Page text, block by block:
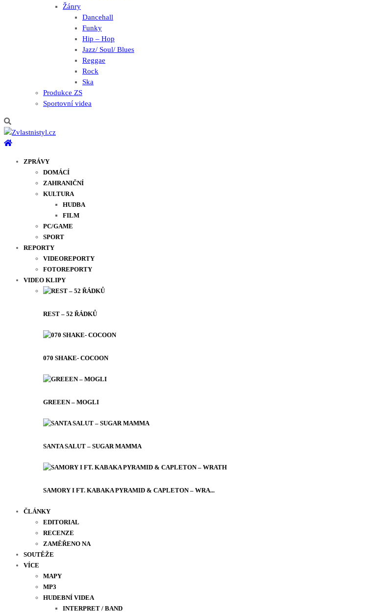
Žánry
Dancehall
Funky
Hip – Hop
Jazz/ Soul/ Blues
Reggae
Rock
Ska
Produkce ZS
Sportovní videa
ZPRÁVY
DOMÁCÍ
ZAHRANIČNÍ
KULTURA
HUDBA
FILM
PC/GAME
SPORT
REPORTY
VIDEOREPORTY
FOTOREPORTY
VIDEO KLIPY
REST – 52 ŘÁDKŮ
070 SHAKE- COCOON
GREEEN – MOGLI
SANTA SALUT – SUGAR MAMMA
SAMORY I FT. KABAKA PYRAMID & CAPLETON – WRA...
ČLÁNKY
EDITORIAL
RECENZE
ZAMĚŘENO NA
SOUTĚŽE
VÍCE
MAPY
MP3
HUDEBNÍ VIDEA
INTERPRET / BAND